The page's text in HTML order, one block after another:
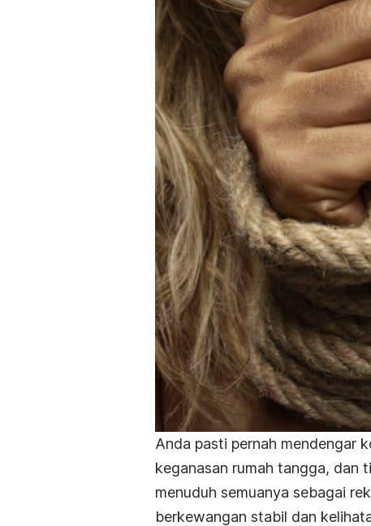
Anda pasti pernah mendengar
keganasan rumah tangga, dan
menuduh semuanya sebagai
berkewangan stabil dan